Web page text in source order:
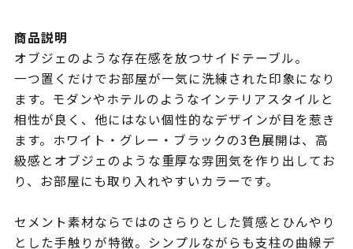
商品説明
オブジェのような存在感を放つサイドテーブル。
一つ置くだけでお部屋が一気に洗練された印象になり
ます。モダンやホテルのようなインテリアスタイルと
相性が良く、他にはない個性的なデザインが目を惹き
ます。ホワイト・グレー・ブラックの3色展開は、高
級感とオブジェのような重厚な雰囲気を作り出してお
り、お部屋にも取り入れやすいカラーです。
セメント素材ならではのさらりとした質感とひんやり
とした手触りが特徴。シンプルながらも支柱の曲線デ